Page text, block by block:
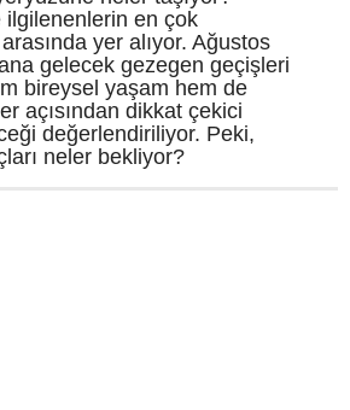
en çok
yer alıyor. Ağustos
gelecek gezegen geçişleri
bireysel yaşam hem de
açısından dikkat çekici
değerlendiriliyor. Peki,
neler bekliyor?